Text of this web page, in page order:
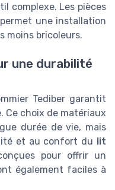
complexe. Les pièces
une installation
moins bricoleurs.
une durabilité
Tediber garantit
Ce choix de matériaux
durée de vie, mais
et au confort du lit
pour offrir un
également faciles à